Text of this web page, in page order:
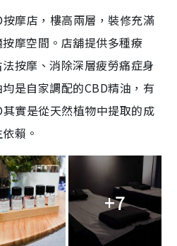
摩店，樓高兩層，裝修充滿
摩空間。店舖提供多種療
按摩、消除深層疲勞痛症身
是自家調配的CBD精油，有
實是從天然植物中提取的成
賴。
+7